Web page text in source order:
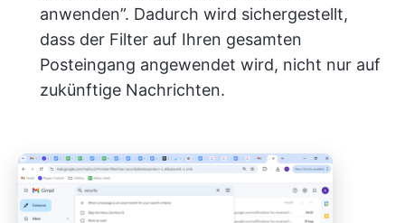
anwenden”. Dadurch wird sichergestellt,
dass der Filter auf Ihren gesamten
Posteingang angewendet wird, nicht nur auf
zukünftige Nachrichten.